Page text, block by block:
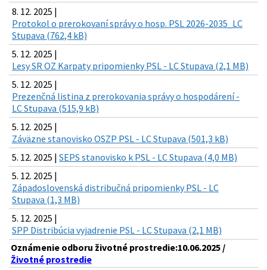
8. 12. 2025 |
Protokol o prerokovaní správy o hosp. PSL 2026-2035_LC
Stupava (762,4 kB)
5. 12. 2025 |
Lesy SR OZ Karpaty pripomienky PSL - LC Stupava (2,1 MB)
5. 12. 2025 |
Prezenčná listina z prerokovania správy o hospodárení -
LC Stupava (515,9 kB)
5. 12. 2025 |
Záväzne stanovisko OSZP PSL - LC Stupava (501,3 kB)
5. 12. 2025 | SEPS stanovisko k PSL - LC Stupava (4,0 MB)
5. 12. 2025 |
Západoslovenská distribučná pripomienky PSL - LC
Stupava (1,3 MB)
5. 12. 2025 |
SPP Distribúcia vyjadrenie PSL - LC Stupava (2,1 MB)
Oznámenie odboru životné prostredie:10.06.2025 /
Životné prostredie